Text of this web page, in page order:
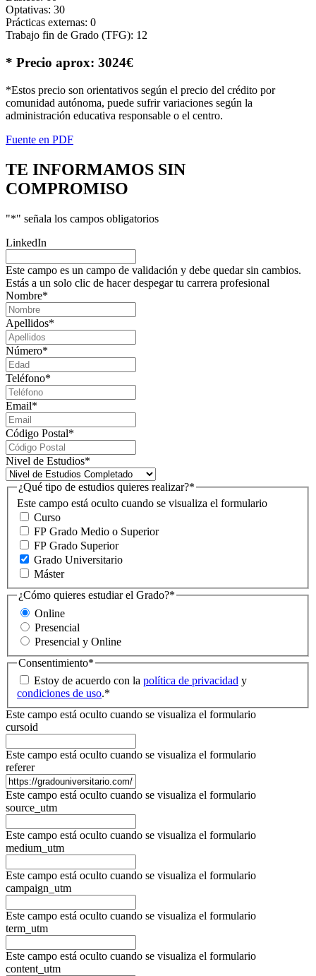
Optativas: 30
Prácticas externas: 0
Trabajo fin de Grado (TFG): 12
* Precio aprox: 3024€
*Estos precio son orientativos según el precio del crédito por
comunidad autónoma, puede sufrir variaciones según la
administración educativa responsable o el centro.
Fuente en PDF
TE INFORMAMOS SIN
COMPROMISO
"*" señala los campos obligatorios
LinkedIn
Este campo es un campo de validación y debe quedar sin cambios.
Estás a un solo clic de hacer despegar tu carrera profesional
Nombre*
Apellidos*
Número*
Teléfono*
Email*
Código Postal*
Nivel de Estudios*
Este campo está oculto cuando se visualiza el formulario
¿Qué tipo de estudios quieres realizar?*
Curso
FP Grado Medio o Superior
FP Grado Superior
Grado Universitario
Máster
¿Cómo quieres estudiar el Grado?*
Online
Presencial
Presencial y Online
Consentimiento*
Estoy de acuerdo con la política de privacidad y
condiciones de uso.*
Este campo está oculto cuando se visualiza el formulario
cursoid
Este campo está oculto cuando se visualiza el formulario
referer
Este campo está oculto cuando se visualiza el formulario
source_utm
Este campo está oculto cuando se visualiza el formulario
medium_utm
Este campo está oculto cuando se visualiza el formulario
campaign_utm
Este campo está oculto cuando se visualiza el formulario
term_utm
Este campo está oculto cuando se visualiza el formulario
content_utm